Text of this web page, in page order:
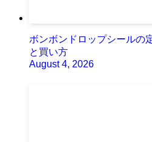
ボンボンドロップシールの
と買い方
August 4, 2026